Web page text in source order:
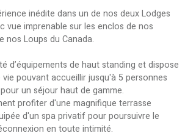
inédite dans un de nos deux Lodges
vue imprenable sur les enclos de nos
nos Loups du Canada.
d’équipements de haut standing et dispose
vie pouvant accueillir jusqu'à 5 personnes
un séjour haut de gamme.
profiter d'une magnifique terrasse
d'un spa privatif pour poursuivre le
en toute intimité.